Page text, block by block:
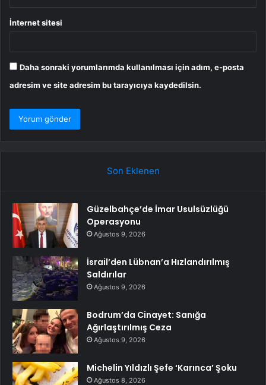
İnternet sitesi
Daha sonraki yorumlarımda kullanılması için adım, e-posta
adresim ve site adresim bu tarayıcıya kaydedilsin.
Son Eklenen
Güzelbahçe’de İmar Usulsüzlüğü
Operasyonu
Ağustos 9, 2026
İsrail’den Lübnan’a Hızlandırılmış
Saldırılar
Ağustos 9, 2026
Bodrum’da Cinayet: Sanığa
Ağırlaştırılmış Ceza
Ağustos 9, 2026
Michelin Yıldızlı Şefe ‘Karınca’ Şoku
Ağustos 8, 2026